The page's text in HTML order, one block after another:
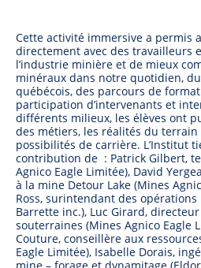
Cette activité immersive a permis
directement avec des travailleurs
l’industrie minière et de mieux
minéraux dans notre quotidien,
québécois, des parcours de
participation d’intervenants et
différents milieux, les élèves ont
des métiers, les réalités du
possibilités de carrière. L’Institut
contribution de : Patrick Gilbert,
Agnico Eagle Limitée), David
à la mine Detour Lake (Mines
Ross, surintendant des opérations
Barrette inc.), Luc Girard,
souterraines (Mines Agnico Eagle
Couture, conseillère aux
Eagle Limitée), Isabelle Dorais,